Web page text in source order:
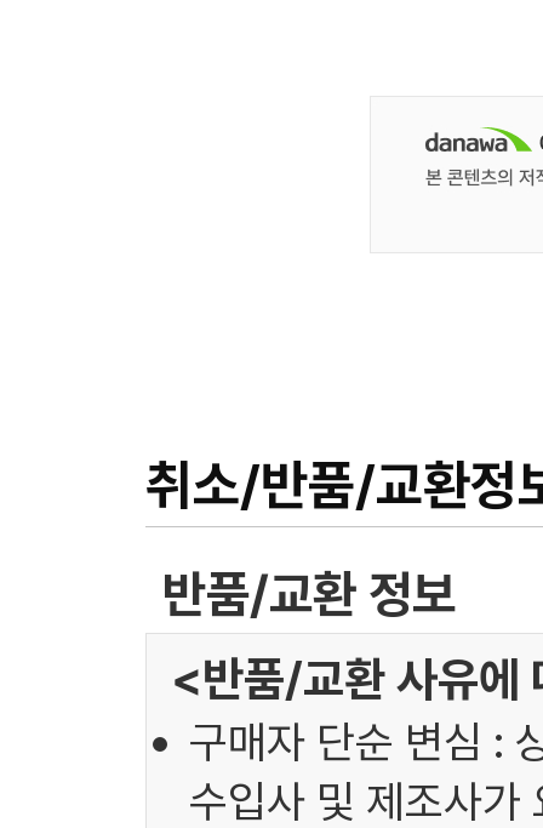
취소/반품/교환정
반품/교환 정보
<반품/교환 사유에
구매자 단순 변심 :
수입사 및 제조사가